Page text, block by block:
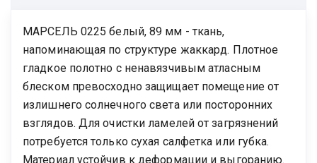
МАРСЕЛЬ 0225 белый, 89 мм - ткань,
напоминающая по структуре жаккард. Плотное
гладкое полотно с ненавязчивым атласным
блеском превосходно защищает помещение от
излишнего солнечного света или посторонних
взглядов. Для очистки ламелей от загрязнений
потребуется только сухая салфетка или губка.
Материал устойчив к деформации и выгоранию.